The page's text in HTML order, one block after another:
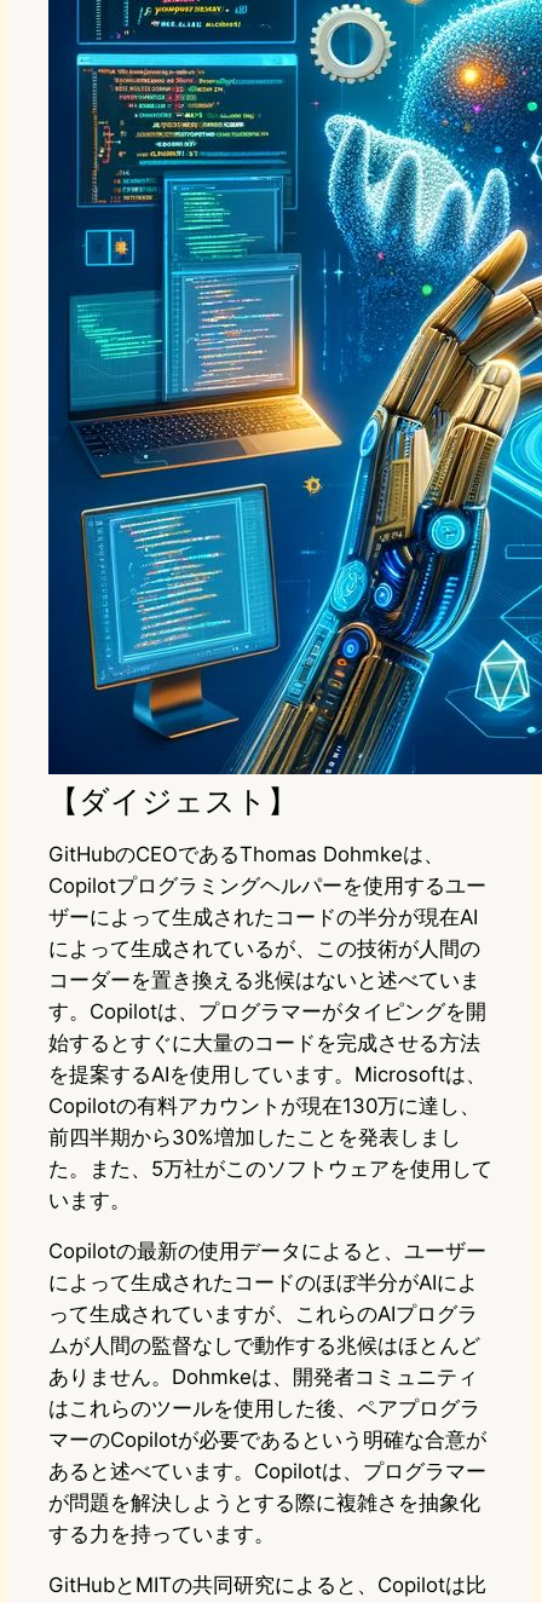
【ダイジェスト】
GitHubのCEOであるThomas Dohmkeは、
Copilotプログラミングヘルパーを使用するユー
ザーによって生成されたコードの半分が現在AI
によって生成されているが、この技術が人間の
コーダーを置き換える兆候はないと述べていま
す。Copilotは、プログラマーがタイピングを開
始するとすぐに大量のコードを完成させる方法
を提案するAIを使用しています。Microsoftは、
Copilotの有料アカウントが現在130万に達し、
前四半期から30%増加したことを発表しまし
た。また、5万社がこのソフトウェアを使用して
います。
Copilotの最新の使用データによると、ユーザー
によって生成されたコードのほぼ半分がAIによ
って生成されていますが、これらのAIプログラ
ムが人間の監督なしで動作する兆候はほとんど
ありません。Dohmkeは、開発者コミュニティ
はこれらのツールを使用した後、ペアプログラ
マーのCopilotが必要であるという明確な合意が
あると述べています。Copilotは、プログラマー
が問題を解決しようとする際に複雑さを抽象化
する力を持っています。
GitHubとMITの共同研究によると、Copilotは比